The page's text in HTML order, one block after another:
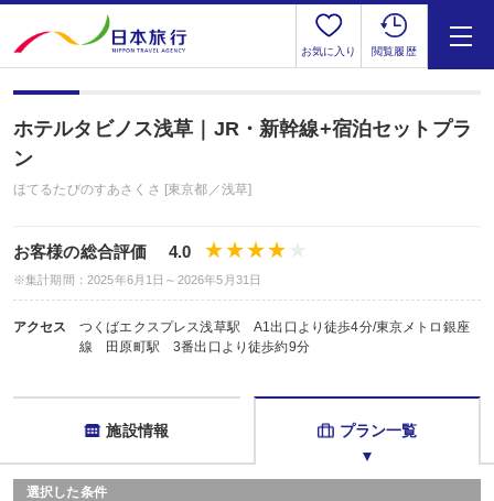
お気に入り 閲覧履歴
ホテルタビノス浅草｜JR・新幹線+宿泊セットプラ
ン
ほてるたびのすあさくさ [東京都／浅草]
お客様の総合評価 4.0
※集計期間：2025年6月1日～2026年5月31日
アクセス
つくばエクスプレス浅草駅 A1出口より徒歩4分/東京メトロ銀座
線 田原町駅 3番出口より徒歩約9分
施設情報 プラン一覧
選択した条件